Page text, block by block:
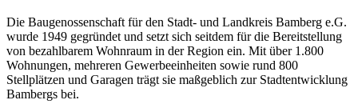
Die Baugenossenschaft für den Stadt- und Landkreis Bamberg e.G.
wurde 1949 gegründet und setzt sich seitdem für die Bereitstellung
von bezahlbarem Wohnraum in der Region ein. Mit über 1.800
Wohnungen, mehreren Gewerbeeinheiten sowie rund 800
Stellplätzen und Garagen trägt sie maßgeblich zur Stadtentwicklung
Bambergs bei.